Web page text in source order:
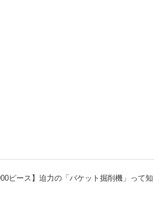
ピース】迫力の「バケット掘削機」って知